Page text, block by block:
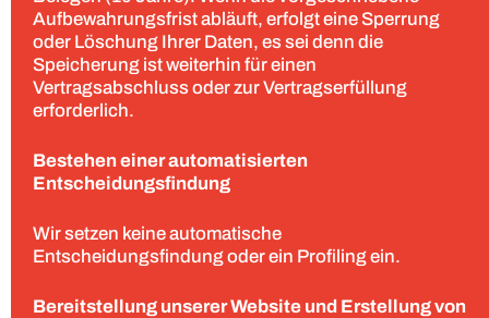
Aufbewahrungsfrist abläuft, erfolgt eine Sperrung
oder Löschung Ihrer Daten, es sei denn die
Speicherung ist weiterhin für einen
Vertragsabschluss oder zur Vertragserfüllung
erforderlich.
Bestehen einer automatisierten
Entscheidungsfindung
Wir setzen keine automatische
Entscheidungsfindung oder ein Profiling ein.
Bereitstellung unserer Website und Erstellung von